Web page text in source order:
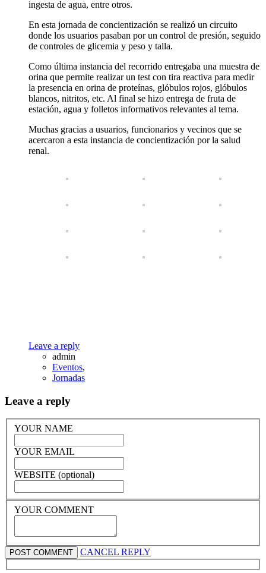
ingesta de agua, entre otros.
En esta jornada de concientización se realizó un circuito
donde los usuarios pasaban por un control de presión, seguido
de controles de glicemia y peso y talla.
Como última instancia del recorrido entregaba una muestra de
orina que permite realizar un test con tira reactiva para medir
la presencia en orina de proteínas, glóbulos rojos, glóbulos
blancos, nitritos, etc. Al final se hizo entrega de fruta de
estación, agua y folletos informativos relevantes al tema.
Muchas gracias a usuarios, funcionarios y vecinos que se
acercaron a esta instancia de concientización por la salud
renal.
Leave a reply
admin
Eventos,
Jornadas
Leave a reply
YOUR NAME
YOUR EMAIL
WEBSITE (optional)
YOUR COMMENT
CANCEL REPLY